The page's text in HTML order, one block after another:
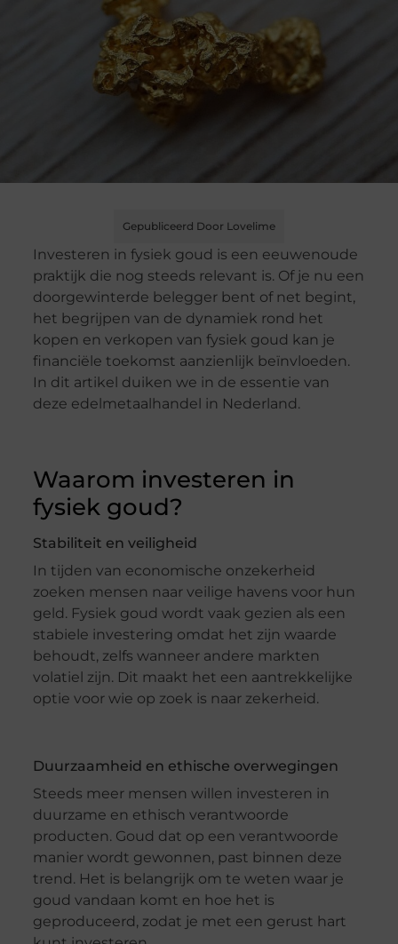
Gepubliceerd Door Lovelime
Investeren in fysiek goud is een eeuwenoude
praktijk die nog steeds relevant is. Of je nu een
doorgewinterde belegger bent of net begint,
het begrijpen van de dynamiek rond het
kopen en verkopen van fysiek goud kan je
financiële toekomst aanzienlijk beïnvloeden.
In dit artikel duiken we in de essentie van
deze edelmetaalhandel in Nederland.
Waarom investeren in
fysiek goud?
Stabiliteit en veiligheid
In tijden van economische onzekerheid
zoeken mensen naar veilige havens voor hun
geld. Fysiek goud wordt vaak gezien als een
stabiele investering omdat het zijn waarde
behoudt, zelfs wanneer andere markten
volatiel zijn. Dit maakt het een aantrekkelijke
optie voor wie op zoek is naar zekerheid.
Duurzaamheid en ethische overwegingen
Steeds meer mensen willen investeren in
duurzame en ethisch verantwoorde
producten. Goud dat op een verantwoorde
manier wordt gewonnen, past binnen deze
trend. Het is belangrijk om te weten waar je
goud vandaan komt en hoe het is
geproduceerd, zodat je met een gerust hart